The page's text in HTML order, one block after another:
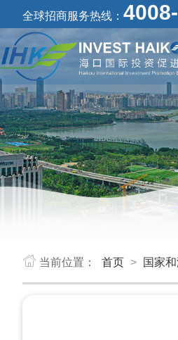
全球招商服务热线：
当前位置： 首页 > 国家